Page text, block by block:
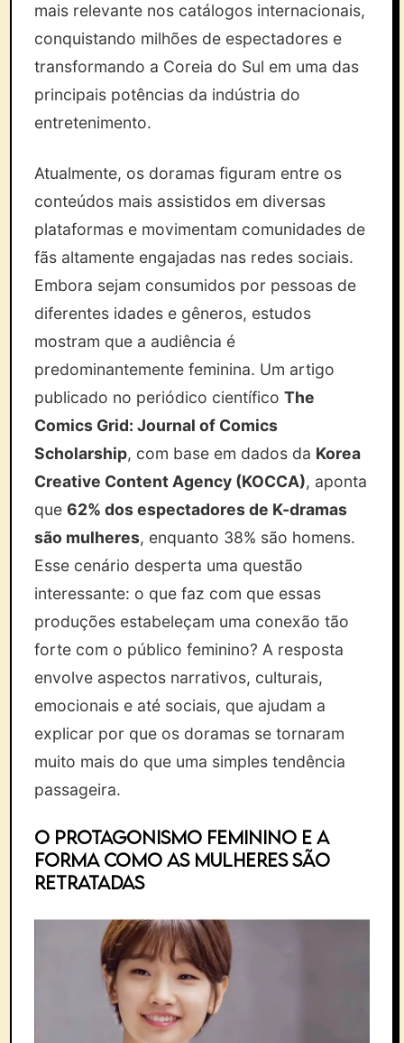
mais relevante nos catálogos internacionais,
conquistando milhões de espectadores e
transformando a Coreia do Sul em uma das
principais potências da indústria do
entretenimento.
Atualmente, os doramas figuram entre os
conteúdos mais assistidos em diversas
plataformas e movimentam comunidades de
fãs altamente engajadas nas redes sociais.
Embora sejam consumidos por pessoas de
diferentes idades e gêneros, estudos
mostram que a audiência é
predominantemente feminina. Um artigo
publicado no periódico científicoThe
Comics Grid: Journal of Comics
Scholarship, com base em dados da Korea
Creative Content Agency (KOCCA), aponta
que62% dos espectadores de K-dramas
são mulheres, enquanto 38% são homens.
Esse cenário desperta uma questão
interessante: o que faz com que essas
produções estabeleçam uma conexão tão
forte com o público feminino? A resposta
envolve aspectos narrativos, culturais,
emocionais e até sociais, que ajudam a
explicar por que os doramas se tornaram
muito mais do que uma simples tendência
passageira.
O protagonismo feminino e a
forma como as mulheres são
retratadas